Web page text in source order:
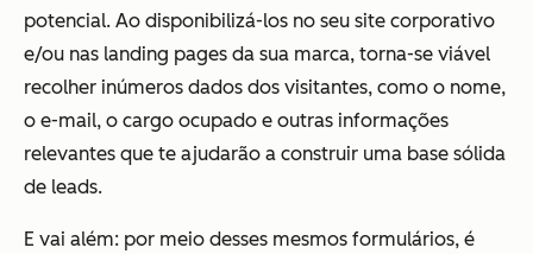
potencial. Ao disponibilizá-los no seu site corporativo
e/ou nas landing pages da sua marca, torna-se viável
recolher inúmeros dados dos visitantes, como o nome,
o e-mail, o cargo ocupado e outras informações
relevantes que te ajudarão a construir uma base sólida
de leads.
E vai além: por meio desses mesmos formulários, é